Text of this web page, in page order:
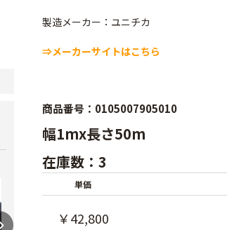
製造メーカー：ユニチカ
⇒メーカーサイトはこちら
商品番号：0105007905010
幅1mx長さ50m
在庫数：3
単価
￥42,800